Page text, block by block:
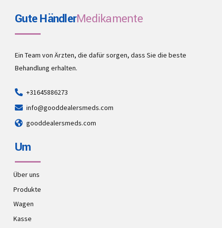
Gute HändlerMedikamente
Ein Team von Ärzten, die dafür sorgen, dass Sie die beste
Behandlung erhalten.
+31645886273
info@gooddealersmeds.com
gooddealersmeds.com
Um
Über uns
Produkte
Wagen
Kasse